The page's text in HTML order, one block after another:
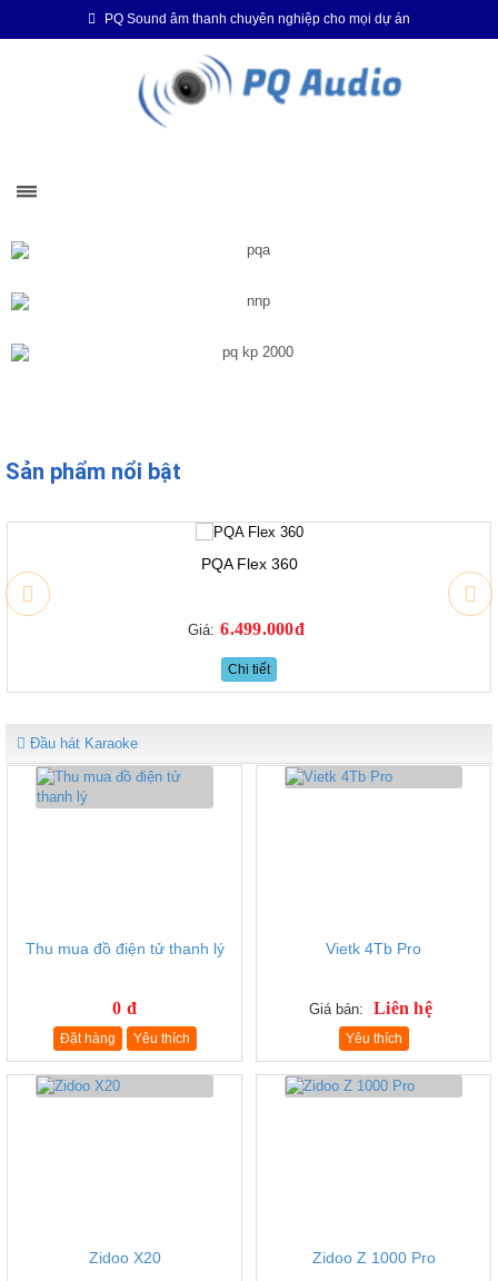
PQ Sound âm thanh chuyên nghiệp cho mọi dự án
Sản phẩm nổi bật
PQA Flex 360
Giá: 6.499.000đ
Chi tiết
Đầu hát Karaoke
Thu mua đồ điện tử thanh lý
0 đ
Đặt hàng Yêu thích
Vietk 4Tb Pro
Giá bán: Liên hệ
Yêu thích
Zidoo X20 Zidoo Z 1000 Pro